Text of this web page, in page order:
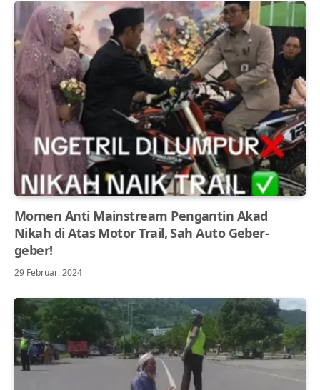
Momen Anti Mainstream Pengantin Akad
Nikah di Atas Motor Trail, Sah Auto Geber-
geber!
29 Februari 2024